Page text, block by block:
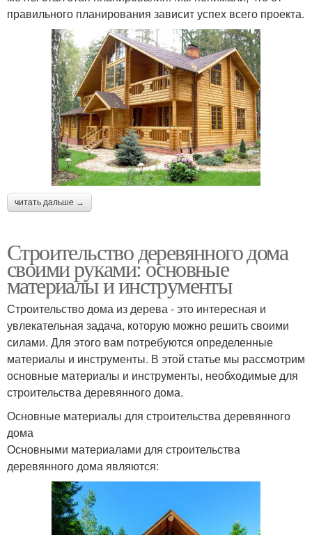
правильного планирования зависит успех всего проекта.
читать дальше →
Строительство деревянного дома
своими руками: основные
материалы и инструменты
Строительство дома из дерева - это интересная и
увлекательная задача, которую можно решить своими
силами. Для этого вам потребуются определенные
материалы и инструменты. В этой статье мы рассмотрим
основные материалы и инструменты, необходимые для
строительства деревянного дома.
Основные материалы для строительства деревянного
дома
Основными материалами для строительства
деревянного дома являются: